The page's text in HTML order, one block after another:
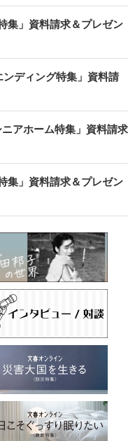
集」資料請求＆プレゼン
ディング特集」資料請
アホーム特集」資料請求
集」資料請求＆プレゼン